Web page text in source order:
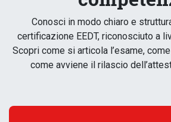
Conosci in modo chiaro e
certificazione EEDT, riconosciuto a
Scopri come si articola l’esame,
come avviene il rilascio